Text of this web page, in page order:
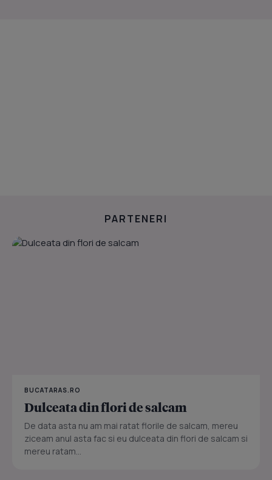
PARTENERI
BUCATARAS.RO
Dulceata din flori de salcam
De data asta nu am mai ratat florile de salcam, mereu
ziceam anul asta fac si eu dulceata din flori de salcam si
mereu ratam...